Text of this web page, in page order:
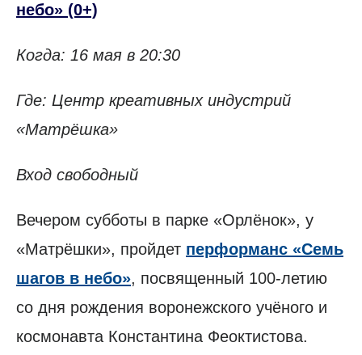
небо» (0+)
Когда: 16 мая в 20:30
Где: Центр креативных индустрий
«Матрёшка»
Вход свободный
Вечером субботы в парке «Орлёнок», у
«Матрёшки», пройдет перформанс «Семь
шагов в небо», посвященный 100-летию
со дня рождения воронежского учёного и
космонавта Константина Феоктистова.